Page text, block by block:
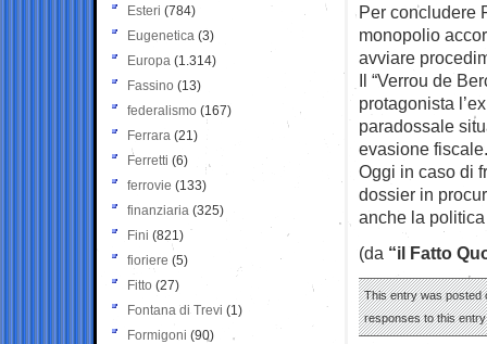
Per concludere
monopolio
avviare
Il “Verrou de
protagonista
paradossale
evasione fiscale.
Oggi in caso di
dossier in
anche la
(da “il Fatto
This entry was posted
responses to this
Esteri (784)
Eugenetica (3)
Europa (1.314)
Fassino (13)
federalismo (167)
Ferrara (21)
Ferretti (6)
ferrovie (133)
finanziaria (325)
Fini (821)
fioriere (5)
Fitto (27)
Fontana di Trevi (1)
Formigoni (90)